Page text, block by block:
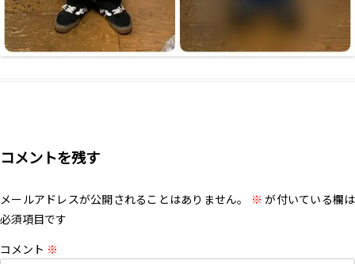
コメントを残す
メールアドレスが公開されることはありません。 ※ が付いている欄は
必須項目です
コメント ※